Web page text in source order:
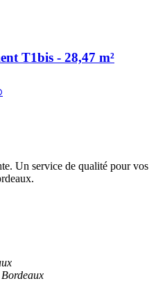
T1bis - 28,47 m²
Un service de qualité pour vos